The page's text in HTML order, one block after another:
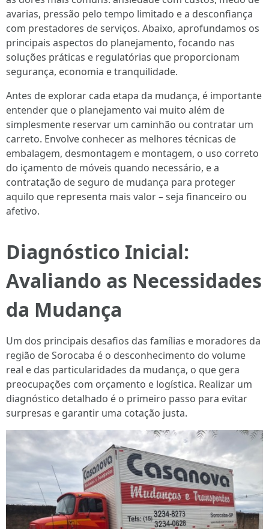
avarias, pressão pelo tempo limitado e a desconfiança
com prestadores de serviços. Abaixo, aprofundamos os
principais aspectos do planejamento, focando nas
soluções práticas e regulatórias que proporcionam
segurança, economia e tranquilidade.
Antes de explorar cada etapa da mudança, é importante
entender que o planejamento vai muito além de
simplesmente reservar um caminhão ou contratar um
carreto. Envolve conhecer as melhores técnicas de
embalagem, desmontagem e montagem, o uso correto
do içamento de móveis quando necessário, e a
contratação de seguro de mudança para proteger
aquilo que representa mais valor – seja financeiro ou
afetivo.
Diagnóstico Inicial:
Avaliando as Necessidades
da Mudança
Um dos principais desafios das famílias e moradores da
região de Sorocaba é o desconhecimento do volume
real e das particularidades da mudança, o que gera
preocupações com orçamento e logística. Realizar um
diagnóstico detalhado é o primeiro passo para evitar
surpresas e garantir uma cotação justa.